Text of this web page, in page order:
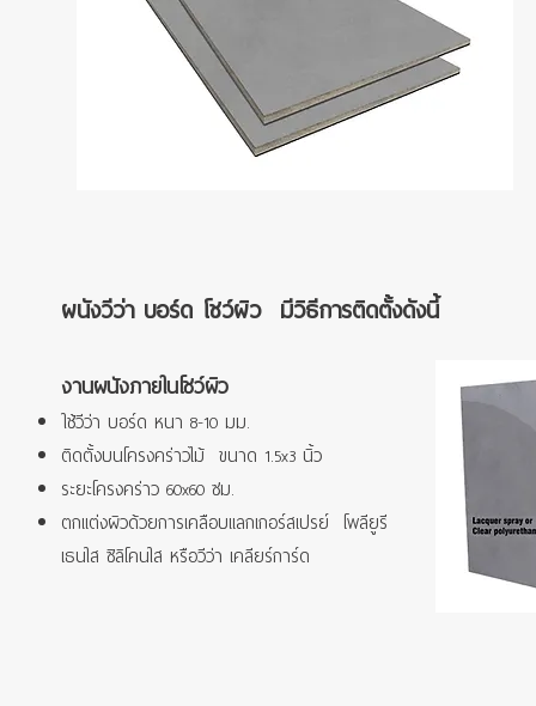
ผนังวีว่า บอร์ด โชว์ผิว มีวิธีการติดตั้งดังนี้
งานผนังภายในโชว์ผิว
ใช้วีว่า บอร์ด หนา 8-10 มม.
ติดตั้งบนโครงคร่าวไม้ ขนาด 1.5x3 นิ้ว
ระยะโครงคร่าว 60x60 ซม.
ตกแต่งผิวด้วยการเคลือบแลกเกอร์สเปรย์ โพลียูรี
เธนใส ซิลิโคนใส หรือวีว่า เคลียร์การ์ด